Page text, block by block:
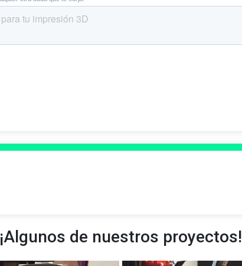
¡Algunos de nuestros proyectos!